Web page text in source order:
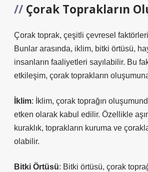
Çorak Toprakların
Çorak toprak, çeşitli çevresel
Bunlar arasında, iklim, bitki örtüsü,
insanların faaliyetleri sayılabilir. Bu
etkileşim, çorak toprakların
İklim: İklim, çorak toprağın
etken olarak kabul edilir. Özellikle
kuraklık, toprakların kuruma ve
olabilir.
Bitki Örtüsü: Bitki örtüsü, çorak